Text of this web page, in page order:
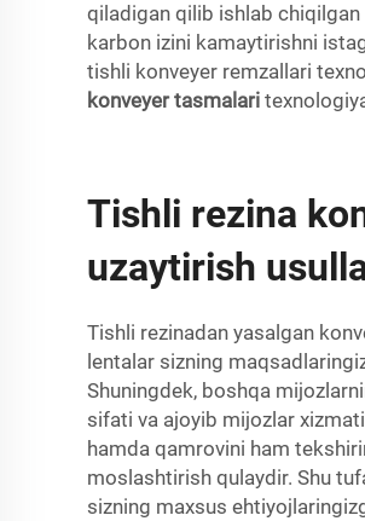
qiladigan qilib ishlab
karbon izini kamaytirishni
tishli konveyer remzallari
konveyer tasmalari
Tishli rezina
uzaytirish
Tishli rezinadan yasalgan
lentalar sizning
Shuningdek, boshqa
sifati va ajoyib mijozlar
hamda qamrovini ham
moslashtirish qulaydir. Shu
sizning maxsus